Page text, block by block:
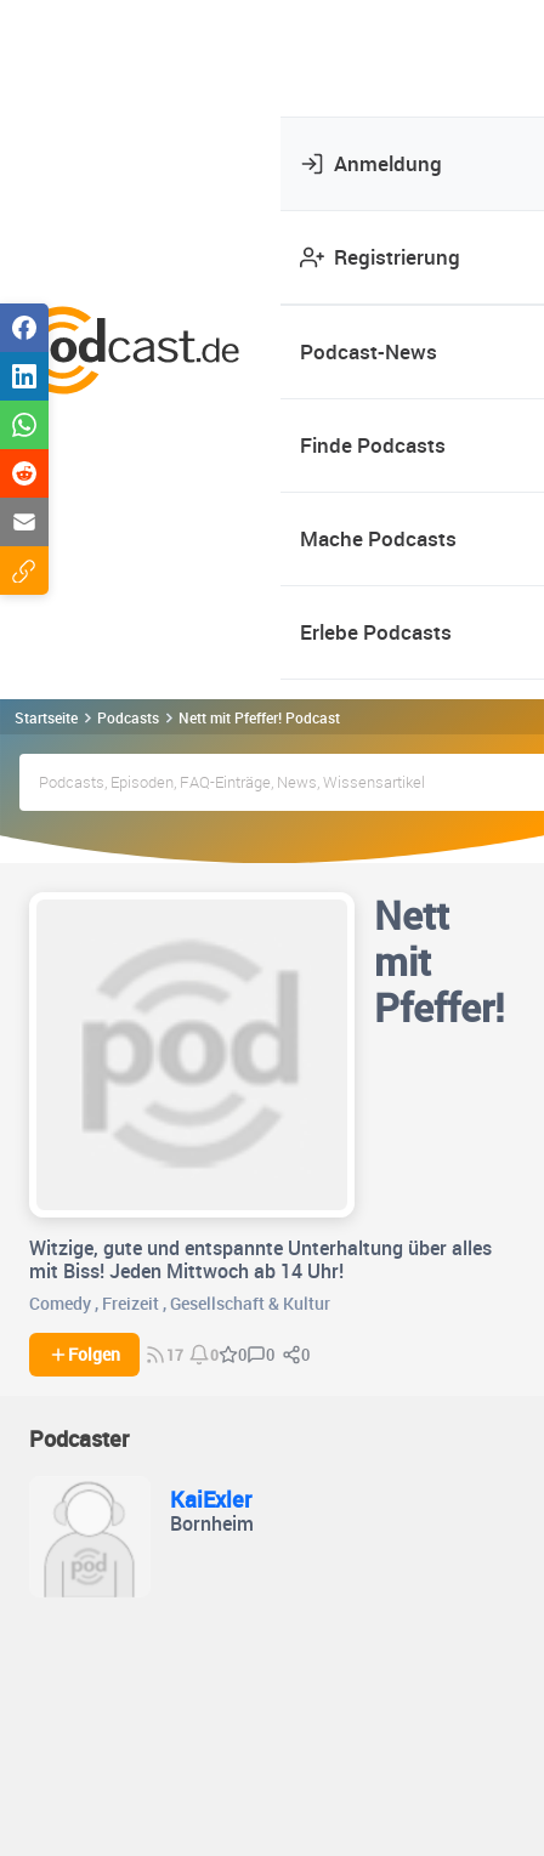
Anmeldung
Registrierung
Podcast-News
Finde Podcasts
Mache Podcasts
Erlebe Podcasts
Startseite Podcasts Nett mit Pfeffer! Podcast
Nett
mit
Pfeffer!
Witzige, gute und entspannte Unterhaltung über alles
mit Biss! Jeden Mittwoch ab 14 Uhr!
Comedy , Freizeit ,Gesellschaft & Kultur
Folgen 17 0 0 0 0
Podcaster
KaiExler
Bornheim